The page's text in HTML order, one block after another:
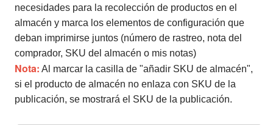
necesidades para la recolección de productos en el
almacén y marca los elementos de configuración que
deban imprimirse juntos (número de rastreo, nota del
comprador, SKU del almacén o mis notas)
Nota: Al marcar la casilla de "añadir SKU de almacén",
si el producto de almacén no enlaza con SKU de la
publicación, se mostrará el SKU de la publicación.